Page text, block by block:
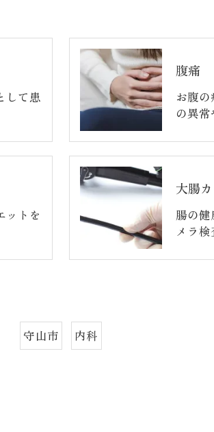
して患
腹痛
お腹
の異
ットを
大腸
腸の
メラ
守山市 内科